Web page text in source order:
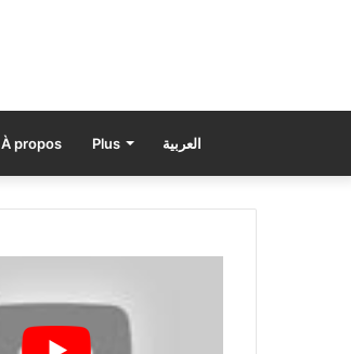
À propos Plus العربية